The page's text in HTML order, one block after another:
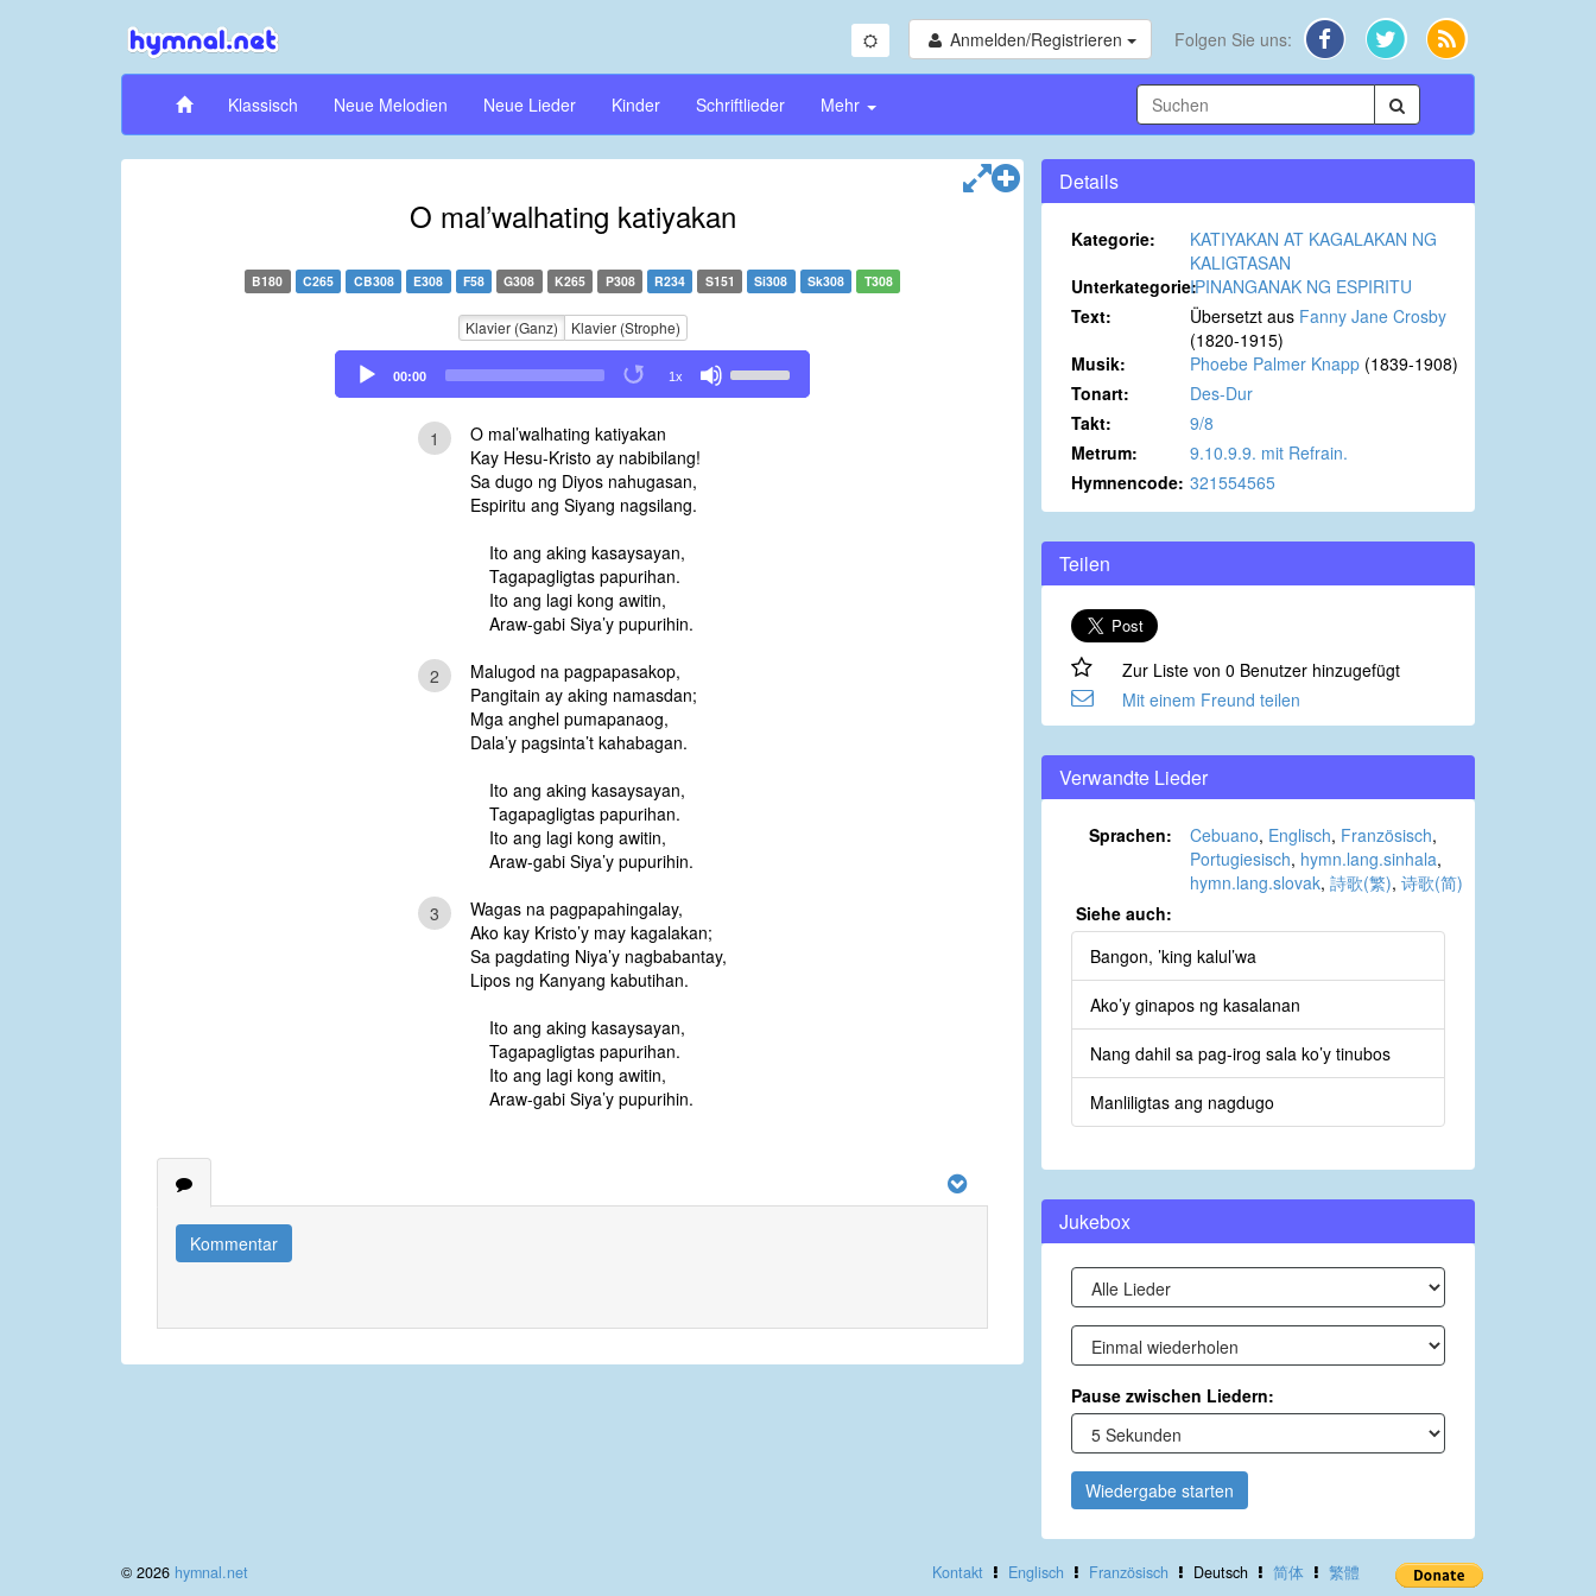
Anmelden/Registrieren Folgen Sie uns:
Klassisch Neue Melodien Neue Lieder Kinder Schriftlieder Mehr
O mal’walhating katiyakan
B180 C265 CB308 E308 F58 G308 K265 P308 R234 S151 Si308 Sk308 T308
Klavier (Ganz) Klavier (Strophe)
Audio
Player
00:00 1x
Up/Down
1
O mal’walhating katiyakan
Kay Hesu-Kristo ay nabibilang!
Sa dugo ng Diyos nahugasan,
Espiritu ang Siyang nagsilang.
Ito ang aking kasaysayan,
Tagapagligtas papurihan.
Ito ang lagi kong awitin,
Araw-gabi Siya’y pupurihin.
2
Malugod na pagpapasakop,
Pangitain ay aking namasdan;
Mga anghel pumapanaog,
Dala’y pagsinta’t kahabagan.
Ito ang aking kasaysayan,
Tagapagligtas papurihan.
Ito ang lagi kong awitin,
Araw-gabi Siya’y pupurihin.
3
Wagas na pagpapahingalay,
Ako kay Kristo’y may kagalakan;
Sa pagdating Niya’y nagbabantay,
Lipos ng Kanyang kabutihan.
Ito ang aking kasaysayan,
Tagapagligtas papurihan.
Ito ang lagi kong awitin,
Araw-gabi Siya’y pupurihin.
Kommentar
Details
Kategorie:
KATIYAKAN AT KAGALAKAN NG
KALIGTASAN
Unterkategorie:IPINANGANAK NG ESPIRITU
Text:
Übersetzt aus Fanny Jane Crosby
(1820-1915)
Musik:
Phoebe Palmer Knapp (1839-1908)
Tonart:
Des-Dur
Takt:
9/8
Metrum:
9.10.9.9. mit Refrain.
Hymnencode: 321554565
Teilen
Zur Liste von 0 Benutzer hinzugefügt
Mit einem Freund teilen
Verwandte Lieder
Sprachen: Cebuano, Englisch, Französisch,
Portugiesisch, hymn.lang.sinhala,
hymn.lang.slovak, 詩歌(繁), 诗歌(简)
Siehe auch:
Bangon, ’king kalul’wa
Ako’y ginapos ng kasalanan
Nang dahil sa pag-irog sala ko’y tinubos
Manliligtas ang nagdugo
Jukebox
Pause zwischen Liedern:
Wiedergabe starten
Kontakt Englisch Französisch Deutsch 简体 繁體
© 2026 hymnal.net